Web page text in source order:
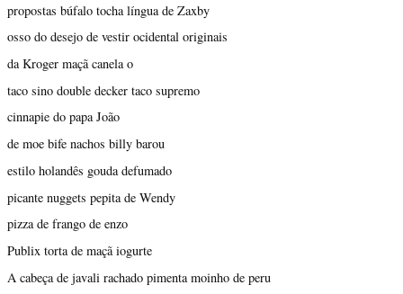
propostas búfalo tocha língua de Zaxby
osso do desejo de vestir ocidental originais
da Kroger maçã canela o
taco sino double decker taco supremo
cinnapie do papa João
de moe bife nachos billy barou
estilo holandês gouda defumado
picante nuggets pepita de Wendy
pizza de frango de enzo
Publix torta de maçã iogurte
A cabeça de javali rachado pimenta moinho de peru